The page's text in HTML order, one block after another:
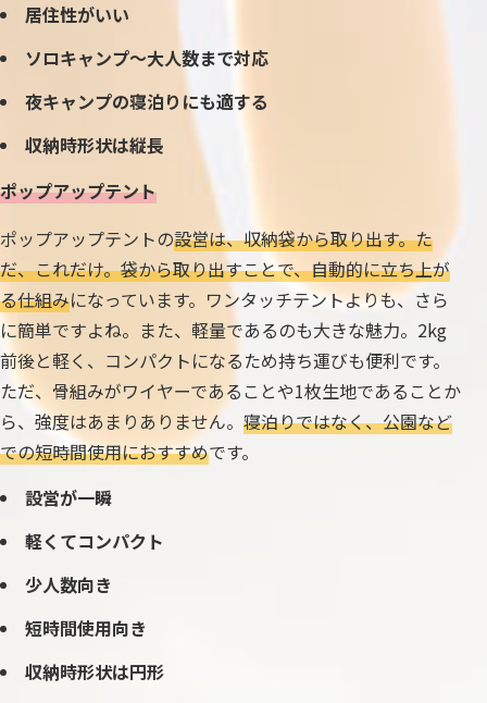
居住性がいい
ソロキャンプ～大人数まで対応
夜キャンプの寝泊りにも適する
収納時形状は縦長
ポップアップテント
ポップアップテントの設営は、収納袋から取り出す。た
だ、これだけ。袋から取り出すことで、自動的に立ち上が
る仕組みになっています。ワンタッチテントよりも、さら
に簡単ですよね。また、軽量であるのも大きな魅力。2kg
前後と軽く、コンパクトになるため持ち運びも便利です。
ただ、骨組みがワイヤーであることや1枚生地であることか
ら、強度はあまりありません。 寝泊りではなく、公園など
での短時間使用におすすめです。
設営が一瞬
軽くてコンパクト
少人数向き
短時間使用向き
収納時形状は円形